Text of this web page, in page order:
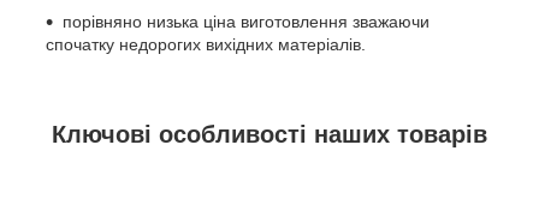
порівняно низька ціна виготовлення зважаючи
спочатку недорогих вихідних матеріалів.
Ключові особливості наших товарів